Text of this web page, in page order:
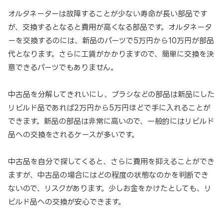
オルタネーターは故障することが少ない寿命が長い部品です
が、交換するとなると費用が高くなる部品です。オルタネータ
ーを交換するのには、新品のパーツで5万円から10万円が部品
代となります。さらに工賃がかかりますので、簡単に交換を決
意できるパーツでもありません。
中古品を分解してきれいにし、ブラシなどの部品は新品にした
リビルド品であれば2万円から5万円ほどで手に入れることが
できます。新品の部品は非常に高いので、一般的にはリビルド
品への交換をされるケースが多いです。
中古品を自分で探してくると、さらに費用を抑えることができ
ますが、中古品の場合にはどの程度の状態なのかを判断でき
ないので、リスクがあります。少しお金をかけたとしても、リ
ビルド品への交換が安心できます。